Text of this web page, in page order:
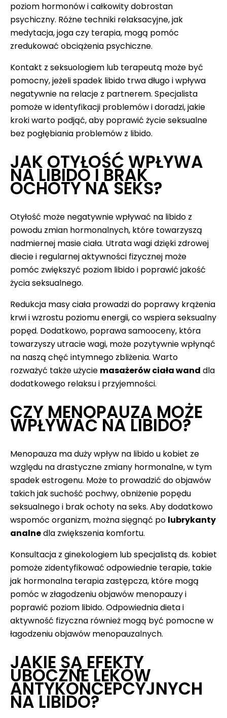
poziom hormonów i całkowity dobrostan
psychiczny. Różne techniki relaksacyjne, jak
medytacja, joga czy terapia, mogą pomóc
zredukować obciążenia psychiczne.
Kontakt z seksuologiem lub terapeutą może być
pomocny, jeżeli spadek libido trwa długo i wpływa
negatywnie na relacje z partnerem. Specjalista
pomoże w identyfikacji problemów i doradzi, jakie
kroki warto podjąć, aby poprawić życie seksualne
bez pogłębiania problemów z libido.
JAK OTYŁOŚĆ WPŁYWA
NA LIBIDO I BRAK
OCHOTY NA SEKS?
Otyłość może negatywnie wpływać na libido z
powodu zmian hormonalnych, które towarzyszą
nadmiernej masie ciała. Utrata wagi dzięki zdrowej
diecie i regularnej aktywności fizycznej może
pomóc zwiększyć poziom libido i poprawić jakość
życia seksualnego.
Redukcja masy ciała prowadzi do poprawy krążenia
krwi i wzrostu poziomu energii, co wspiera seksualny
popęd. Dodatkowo, poprawa samooceny, która
towarzyszy utracie wagi, może pozytywnie wpłynąć
na naszą chęć intymnego zbliżenia. Warto
rozważyć także użycie masażerów ciała wand dla
dodatkowego relaksu i przyjemności.
CZY MENOPAUZA MOŻE
WPŁYWAĆ NA LIBIDO?
Menopauza ma duży wpływ na libido u kobiet ze
względu na drastyczne zmiany hormonalne, w tym
spadek estrogenu. Może to prowadzić do objawów
takich jak suchość pochwy, obniżenie popędu
seksualnego i brak ochoty na seks. Aby dodatkowo
wspomóc organizm, można sięgnąć po lubrykanty
analnedla zwiększenia komfortu.
Konsultacja z ginekologiem lub specjalistą ds. kobiet
pomoże zidentyfikować odpowiednie terapie, takie
jak hormonalna terapia zastępcza, które mogą
pomóc w złagodzeniu objawów menopauzy i
poprawić poziom libido. Odpowiednia dieta i
aktywność fizyczna również mogą być pomocne w
łagodzeniu objawów menopauzalnych.
JAKIE SĄ EFEKTY
UBOCZNE LEKÓW
ANTYKONCEPCYJNYCH
NA LIBIDO?